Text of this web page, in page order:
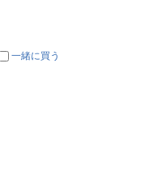
一緒に買う